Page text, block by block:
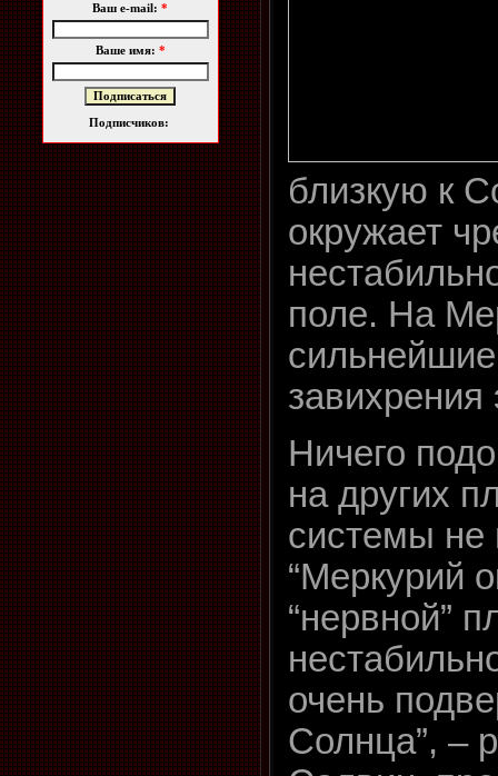
Ваш e-mail: *
Ваше имя: *
Подписчиков:
близкую к
окружает
поле. На
завихрения
Ничего
на других
системы не
“Меркурий
“нервной”
очень
Солнца”, –